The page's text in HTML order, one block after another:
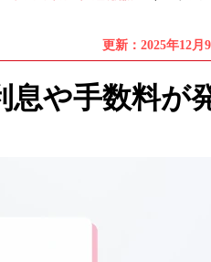
更新：2025年12月
息や手数料が